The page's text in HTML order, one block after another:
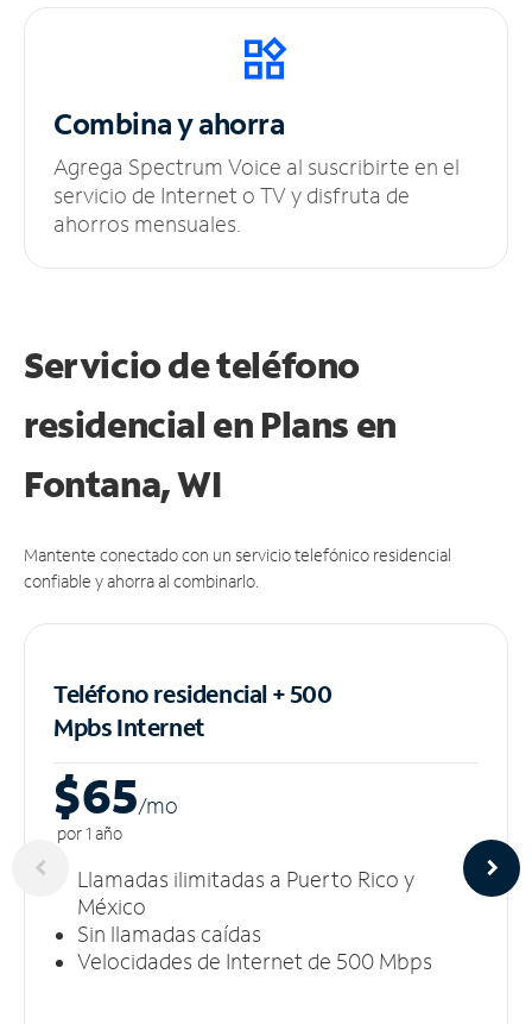
Combina y ahorra
Agrega Spectrum Voice al suscribirte en el
servicio de Internet o TV y disfruta de
ahorros mensuales.
Servicio de teléfono
residencial en Plans en
Fontana, WI
Mantente conectado con un servicio telefónico residencial
confiable y ahorra al combinarlo.
Teléfono residencial + 500
MpbsInternet
$65/mo
por 1 año
Llamadas ilimitadas a Puerto Rico y
México
Sin llamadas caídas
Velocidades de Internet de 500 Mbps